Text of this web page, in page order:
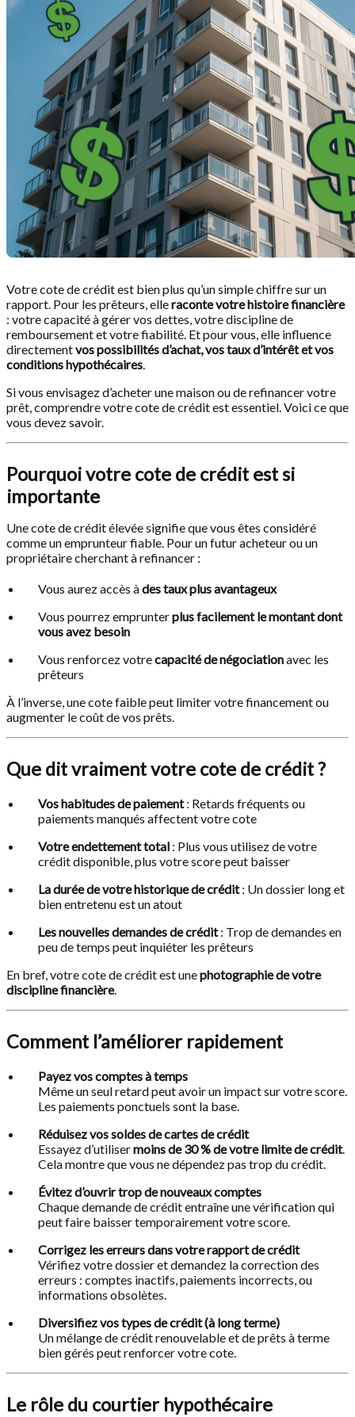
Votre cote de crédit est bien plus qu’un simple chiffre sur un
rapport. Pour les prêteurs, elleraconte votre histoire financière
: votre capacité à gérer vos dettes, votre discipline de
remboursement et votre fiabilité. Et pour vous, elle influence
directementvos possibilités d’achat, vos taux d’intérêt et vos
conditions hypothécaires.
Si vous envisagez d’acheter une maison ou de refinancer votre
prêt, comprendre votre cote de crédit est essentiel. Voici ce que
vous devez savoir.
Pourquoi votre cote de crédit est si
importante
Une cote de crédit élevée signifie que vous êtes considéré
comme un emprunteur fiable. Pour un futur acheteur ou un
propriétaire cherchant à refinancer :
Vous aurez accès àdes taux plus avantageux
Vous pourrez emprunterplus facilement le montant dont
vous avez besoin
Vous renforcez votrecapacité de négociationavec les
prêteurs
À l’inverse, une cote faible peut limiter votre financement ou
augmenter le coût de vos prêts.
Que dit vraiment votre cote de crédit ?
Vos habitudes de paiement: Retards fréquents ou
paiements manqués affectent votre cote
Votre endettement total : Plus vous utilisez de votre
crédit disponible, plus votre score peut baisser
La durée de votre historique de crédit: Un dossier long et
bien entretenu est un atout
Les nouvelles demandes de crédit: Trop de demandes en
peu de temps peut inquiéter les prêteurs
En bref, votre cote de crédit est unephotographie de votre
discipline financière.
Comment l’améliorer rapidement
Payez vos comptes à temps
Même un seul retard peut avoir un impact sur votre score.
Les paiements ponctuels sont la base.
Réduisez vos soldes de cartes de crédit
Essayez d’utilisermoins de 30 % de votre limite de crédit.
Cela montre que vous ne dépendez pas trop du crédit.
Évitez d’ouvrir trop de nouveaux comptes
Chaque demande de crédit entraîne une vérification qui
peut faire baisser temporairement votre score.
Corrigez les erreurs dans votre rapport de crédit
Vérifiez votre dossier et demandez la correction des
erreurs : comptes inactifs, paiements incorrects, ou
informations obsolètes.
Diversifiez vos types de crédit (à long terme)
Un mélange de crédit renouvelable et de prêts à terme
bien gérés peut renforcer votre cote.
Le rôle du courtier hypothécaire